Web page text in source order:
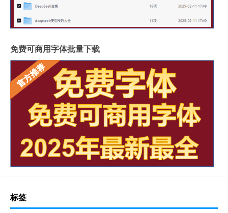
免费可商用字体批量下载
标签